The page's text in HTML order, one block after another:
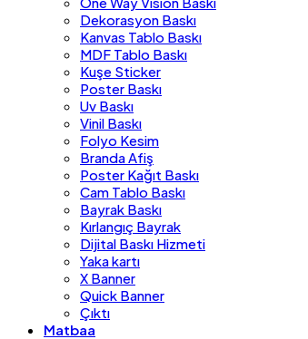
Dekorasyon Baskı
Kanvas Tablo Baskı
MDF Tablo Baskı
Kuşe Sticker
Poster Baskı
Uv Baskı
Vinil Baskı
Folyo Kesim
Branda Afiş
Poster Kağıt Baskı
Cam Tablo Baskı
Bayrak Baskı
Kırlangıç Bayrak
Dijital Baskı Hizmeti
Yaka kartı
X Banner
Quick Banner
Çıktı
Matbaa